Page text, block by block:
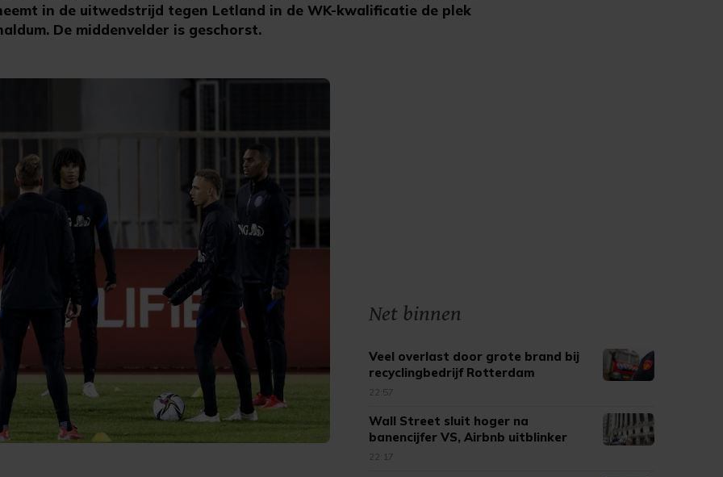
in de uitwedstrijd tegen Letland in de WK-kwalificatie de plek
De middenvelder is geschorst.
Net binnen
Veel overlast door grote brand bij
recyclingbedrijf Rotterdam
22:57
Wall Street sluit hoger na
banencijfer VS, Airbnb uitblinker
22:17